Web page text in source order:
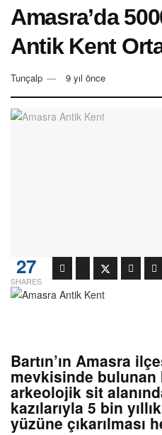
Amasra’da
Antik Kent
Tunçalp 9 yıl önce
27
SHARES
Bartın’ın Amasra
mevkisinde
arkeolojik sit
kazılarıyla 5 bin
yüzüne çıkarılması